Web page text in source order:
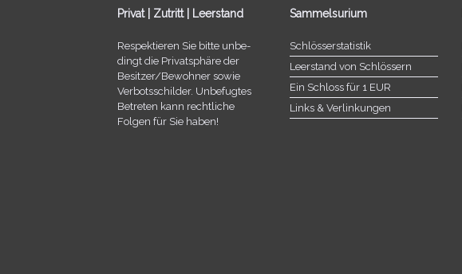
Privat | Zutritt | Leerstand
Respektieren Sie bitte unbe­
dingt die Privatsphäre der
Besitzer/​Bewohner sowie
Verbotsschilder. Unbefugtes
Betreten kann recht­li­che
Folgen für Sie haben!
Sammelsurium
Schlösserstatistik
Leerstand von Schlössern
Ein Schloss für 1 EUR
Links & Verlinkungen